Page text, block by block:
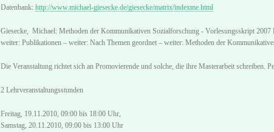
Datenbank: http://www.michael-giesecke.de/giesecke/matrix/indexme.html
Giesecke, Michael: Methoden der Kommunikativen Sozialforschung - Vorlesungsskript 2007
weiter: Publikationen – weiter: Nach Themen geordnet – weiter: Methoden der
Die Veranstaltung richtet sich an Promovierende und solche, die ihre Masterarbeit schreiben.
2 Lehrveranstaltungsstunden
Freitag, 19.11.2010, 09:00 bis 18:00 Uhr,
Samstag, 20.11.2010, 09:00 bis 13:00 Uhr